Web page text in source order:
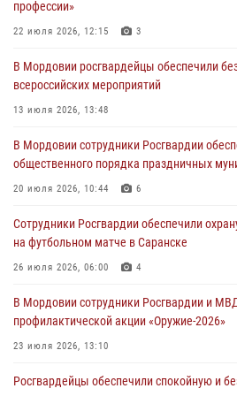
05 августа 2026, 15:04
подозреваемого в причинении телесных
05 августа 2026, 12:34
проведения масштабного праздника в
05 августа 2026, 09:04 4
разрешительной работы передал
зону СВО
04 августа 2026, 11:13
профессии»
22 июля 2026, 12:15 3
В Мордовии росгвардейцы обеспечили
всероссийских мероприятий
13 июля 2026, 13:48
В Мордовии сотрудники Росгвардии
общественного порядка праздничных
20 июля 2026, 10:44 6
Сотрудники Росгвардии обеспечили
на футбольном матче в Саранске
26 июля 2026, 06:00 4
В Мордовии сотрудники Росгвардии и
профилактической акции «Оружие‑2026»
23 июля 2026, 13:10
Росгвардейцы обеспечили спокойную и